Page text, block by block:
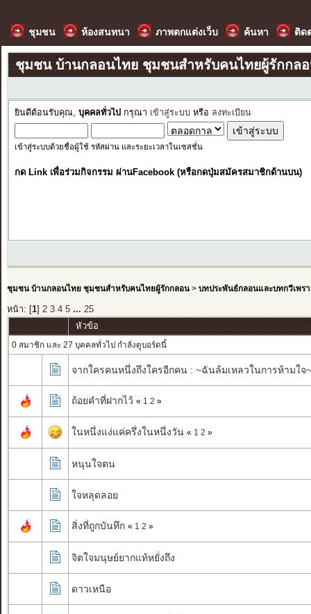
ชุมชน ห้องสนทนา ภาพตกแต่งเว็บ ค้นหา ติด
ชุมชน บ้านกลอนไทย ชุมชนสำหรับคนไทยผู้รักกล
ยินดีต้อนรับคุณ, บุคคลทั่วไป กรุณา เข้าสู่ระบบ หรือ ลงทะเบียน
เข้าสู่ระบบด้วยชื่อผู้ใช้ รหัสผ่าน และระยะเวลาในเซสชั่น
กด Link เพื่อร่วมกิจกรรม ผ่านFacebook (หรือกดปุ่มสมัครสมาชิกด้านบน)
ชุมชน บ้านกลอนไทย ชุมชนสำหรับคนไทยผู้รักกลอน> บทประพันธ์กลอนและบทกวีเพรา
หน้า: [ 1] 2 3 4 5 ... 25
หัวข้อ
0 สมาชิก และ 27 บุคคลทั่วไป กำลังดูบอร์ดนี้
จากใครคนหนึ่งถึงใครอีกคน : ~ฉันล้มเหลวในการห้ามใจ~
ถ้อยคำที่ฝากไว้ « 1 2 »
ในหนึ่งแง่แค่ครึ่งในหนึ่งวัน « 1 2 »
หนุนใจตน
ใจหลุดลอย
สิ่งที่ถูกบันทึก « 1 2 »
จิตใจมนุษย์ยากแท้หยั่งถึง
ดาวเหนือ